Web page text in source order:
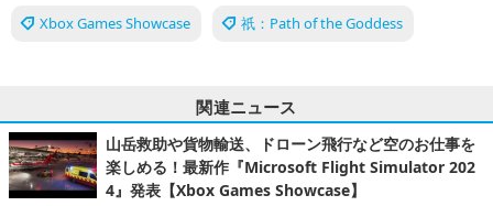
Xbox Games Showcase 祇：Path of the Goddess
関連ニュース
山岳救助や貨物輸送、ドローン飛行など空のお仕事を
楽しめる！最新作『Microsoft Flight Simulator 202
4』発表【Xbox Games Showcase】